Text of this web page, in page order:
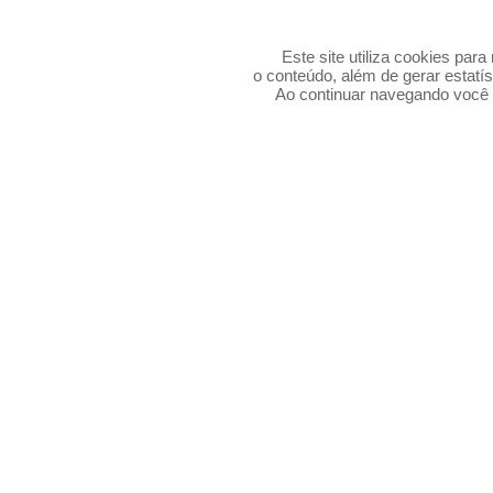
Este site utiliza cookies
o conteúdo, além de gerar
Ao continuar navegando